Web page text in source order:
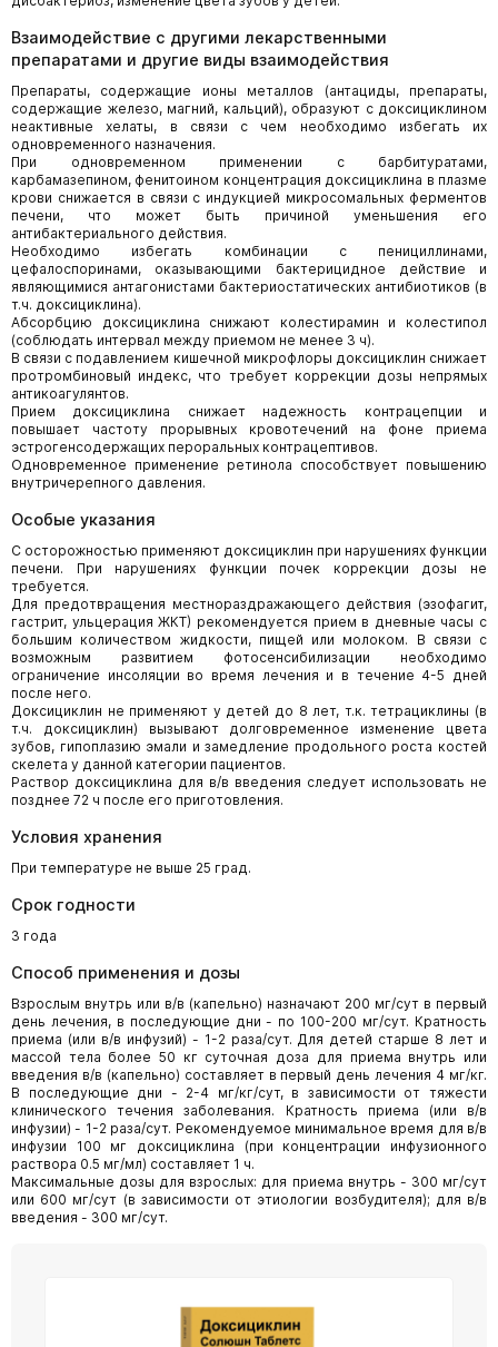
Взаимодействие с другими лекарственными
препаратами и другие виды взаимодействия
Препараты, содержащие ионы металлов (антациды, препараты,
содержащие железо, магний, кальций), образуют с доксициклином
неактивные хелаты, в связи с чем необходимо избегать их
одновременного назначения.
При одновременном применении с барбитуратами,
карбамазепином, фенитоином концентрация доксициклина в плазме
крови снижается в связи с индукцией микросомальных ферментов
печени, что может быть причиной уменьшения его
антибактериального действия.
Необходимо избегать комбинации с пенициллинами,
цефалоспоринами, оказывающими бактерицидное действие и
являющимися антагонистами бактериостатических антибиотиков (в
т.ч. доксициклина).
Абсорбцию доксициклина снижают колестирамин и колестипол
(соблюдать интервал между приемом не менее 3 ч).
В связи с подавлением кишечной микрофлоры доксициклин снижает
протромбиновый индекс, что требует коррекции дозы непрямых
антикоагулянтов.
Прием доксициклина снижает надежность контрацепции и
повышает частоту прорывных кровотечений на фоне приема
эстрогенсодержащих пероральных контрацептивов.
Одновременное применение ретинола способствует повышению
внутричерепного давления.
Особые указания
С осторожностью применяют доксициклин при нарушениях функции
печени. При нарушениях функции почек коррекции дозы не
требуется.
Для предотвращения местнораздражающего действия (эзофагит,
гастрит, ульцерация ЖКТ) рекомендуется прием в дневные часы с
большим количеством жидкости, пищей или молоком. В связи с
возможным развитием фотосенсибилизации необходимо
ограничение инсоляции во время лечения и в течение 4-5 дней
после него.
Доксициклин не применяют у детей до 8 лет, т.к. тетрациклины (в
т.ч. доксициклин) вызывают долговременное изменение цвета
зубов, гипоплазию эмали и замедление продольного роста костей
скелета у данной категории пациентов.
Раствор доксициклина для в/в введения следует использовать не
позднее 72 ч после его приготовления.
Условия хранения
При температуре не выше 25 град.
Срок годности
3 года
Способ применения и дозы
Взрослым внутрь или в/в (капельно) назначают 200 мг/сут в первый
день лечения, в последующие дни - по 100-200 мг/сут. Кратность
приема (или в/в инфузий) - 1-2 раза/сут. Для детей старше 8 лет и
массой тела более 50 кг суточная доза для приема внутрь или
введения в/в (капельно) составляет в первый день лечения 4 мг/кг.
В последующие дни - 2-4 мг/кг/сут, в зависимости от тяжести
клинического течения заболевания. Кратность приема (или в/в
инфузии) - 1-2 раза/сут. Рекомендуемое минимальное время для в/в
инфузии 100 мг доксициклина (при концентрации инфузионного
раствора 0.5 мг/мл) составляет 1 ч.
Максимальные дозы для взрослых: для приема внутрь - 300 мг/сут
или 600 мг/сут (в зависимости от этиологии возбудителя); для в/в
введения - 300 мг/сут.